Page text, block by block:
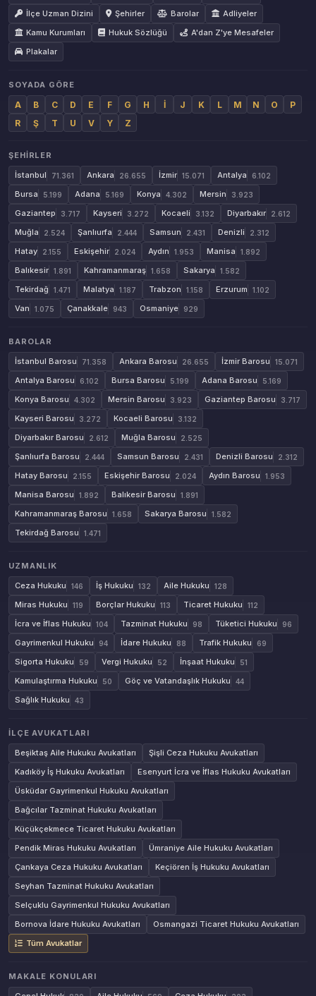
İlçe Uzman Dizini
Şehirler Barolar
Adliyeler
Kamu Kurumları
Hukuk Sözlüğü
A'dan Z'ye Mesafeler
Plakalar
SOYADA GÖRE
A B C D E F G H İ J K L M N O
P
R
Ş T U V Y Z
ŞEHIRLER
İstanbul
71.361 Ankara 26.655 İzmir 15.071 Antalya 6.102
Bursa 5.199 Adana 5.169 Konya 4.302 Mersin 3.923
Gaziantep 3.717 Kayseri 3.272 Kocaeli 3.132 Diyarbakır 2.612
Muğla 2.524 Şanlıurfa 2.444 Samsun 2.431 Denizli 2.312
Hatay 2.155 Eskişehir 2.024 Aydın 1.953 Manisa 1.892
Balıkesir 1.891 Kahramanmaraş 1.658 Sakarya 1.582
Tekirdağ 1.471 Malatya 1.187 Trabzon 1.158 Erzurum 1.102
Van 1.075 Çanakkale 943 Osmaniye 929
BAROLAR
İstanbul Barosu
71.358 Ankara Barosu 26.655 İzmir Barosu 15.071
Antalya Barosu 6.102 Bursa Barosu 5.199 Adana Barosu 5.169
Konya Barosu 4.302 Mersin Barosu 3.923 Gaziantep Barosu 3.717
Kayseri Barosu 3.272 Kocaeli Barosu 3.132
Diyarbakır Barosu 2.612 Muğla Barosu 2.525
Şanlıurfa Barosu 2.444 Samsun Barosu 2.431 Denizli Barosu 2.312
Hatay Barosu 2.155 Eskişehir Barosu 2.024 Aydın Barosu 1.953
Manisa Barosu 1.892 Balıkesir Barosu 1.891
Kahramanmaraş Barosu 1.658 Sakarya Barosu 1.582
Tekirdağ Barosu 1.471
UZMANLIK
Ceza Hukuku
146 İş Hukuku 132 Aile Hukuku 128
Miras Hukuku 119 Borçlar Hukuku 113 Ticaret Hukuku 112
İcra ve İflas Hukuku 104 Tazminat Hukuku 98 Tüketici Hukuku 96
Gayrimenkul Hukuku 94 İdare Hukuku 88 Trafik Hukuku 69
Sigorta Hukuku 59 Vergi Hukuku 52 İnşaat Hukuku 51
Kamulaştırma Hukuku 50 Göç ve Vatandaşlık Hukuku 44
Sağlık Hukuku 43
İLÇE AVUKATLARI
Beşiktaş Aile Hukuku Avukatları
Şişli Ceza Hukuku Avukatları
Kadıköy İş Hukuku Avukatları
Esenyurt İcra ve İflas Hukuku Avukatları
Üsküdar Gayrimenkul Hukuku Avukatları
Bağcılar Tazminat Hukuku Avukatları
Küçükçekmece Ticaret Hukuku Avukatları
Pendik Miras Hukuku Avukatları
Ümraniye Aile Hukuku Avukatları
Çankaya Ceza Hukuku Avukatları
Keçiören İş Hukuku Avukatları
Seyhan Tazminat Hukuku Avukatları
Selçuklu Gayrimenkul Hukuku Avukatları
Bornova İdare Hukuku Avukatları
Osmangazi Ticaret Hukuku Avukatları
Tüm Avukatlar
MAKALE KONULARI